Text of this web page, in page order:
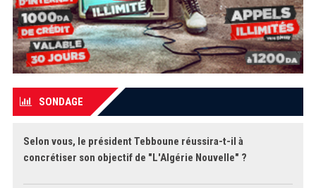
SONDAGE
Selon vous, le président Tebboune réussira-t-il à
concrétiser son objectif de "L'Algérie Nouvelle" ?